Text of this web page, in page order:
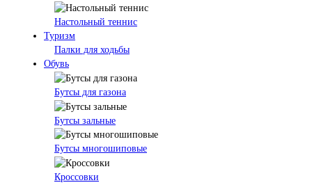
Настольный теннис
Туризм
Палки для ходьбы
Обувь
Бутсы для газона
Бутсы зальные
Бутсы многошиповые
Кроссовки